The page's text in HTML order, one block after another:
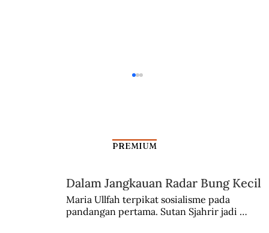
Alex Kawilarang, Kisah Patriot yang
PREMIUM
Dalam Jangkauan Radar Bung Kecil
Maria Ullfah terpikat sosialisme pada
pandangan pertama. Sutan Sjahrir jadi